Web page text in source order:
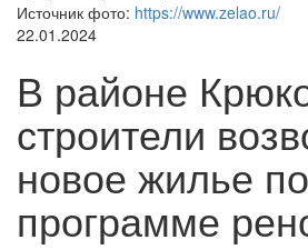
Источник фото: https://www.zelao.ru/
22.01.2024
В районе
строители
новое жилье по
программе